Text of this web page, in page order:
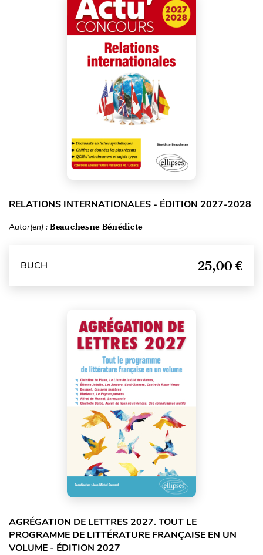
RELATIONS INTERNATIONALES - ÉDITION 2027-2028
Autor(en) : Beauchesne Bénédicte
BUCH 25,00 €
AGRÉGATION DE LETTRES 2027. TOUT LE
PROGRAMME DE LITTÉRATURE FRANÇAISE EN UN
VOLUME - ÉDITION 2027